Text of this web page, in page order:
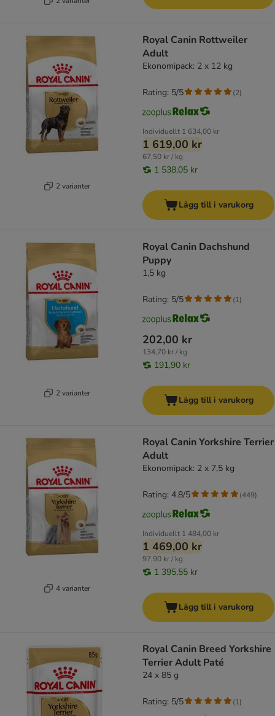
2 varianter
Royal Canin Rottweiler
Adult
Ekonomipack: 2 x 12 kg
Individuellt 1 634,00 kr
1 619,00 kr
67,50 kr / kg
1 538,05 kr
Rating: 5/5 (2)
Lägg till i varukorg
2 varianter
Royal Canin Dachshund
Puppy
1,5 kg
202,00 kr
134,70 kr / kg
191,90 kr
Rating: 5/5 (1)
Lägg till i varukorg
4 varianter
Royal Canin Yorkshire Terrier
Adult
Ekonomipack: 2 x 7,5 kg
Individuellt 1 484,00 kr
1 469,00 kr
97,90 kr / kg
1 395,55 kr
Rating: 4.8/5 (449)
Lägg till i varukorg
Royal Canin Breed Yorkshire
Terrier Adult Paté
24 x 85 g
Rating: 5/5 (1)